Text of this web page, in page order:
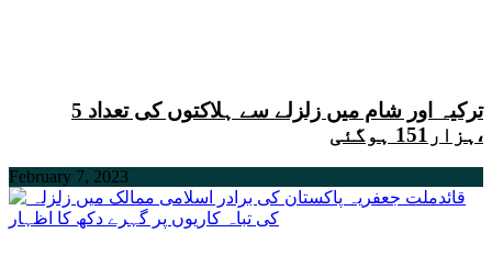
ترکیہ اور شام میں زلزلے سے ہلاکتوں کی تعداد 5
ہزار151 ہوگئی،
February 7, 2023